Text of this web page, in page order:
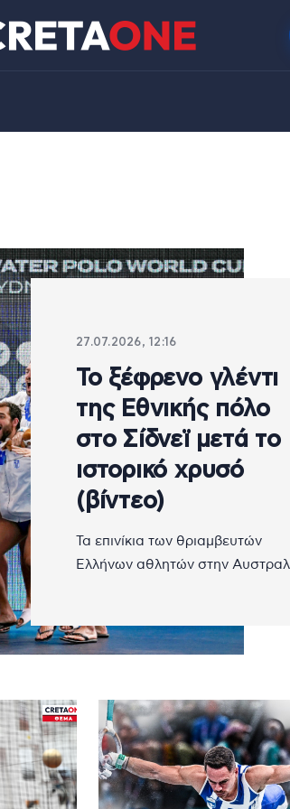
27.07.2026, 12:16
Το ξέφρενο γλέντι
της Εθνικής πόλο
στο Σίδνεϊ μετά το
ιστορικό χρυσό
(βίντεο)
Τα επινίκια των θριαμβευτών
Ελλήνων αθλητών στην